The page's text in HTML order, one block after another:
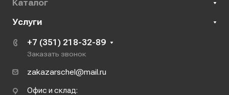
Каталог
Услуги
+7 (351) 218-32-89
Заказать звонок
zakazarschel@mail.ru
Офис и склад: